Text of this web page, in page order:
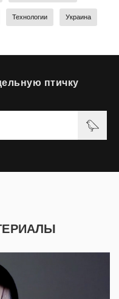
Технологии Украина
птичку